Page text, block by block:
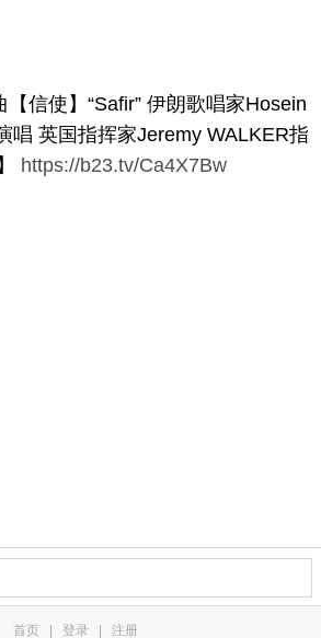
【信使】“Safir” 伊朗歌唱家Hosein
唱 英国指挥家Jeremy WALKER指
https://b23.tv/Ca4X7Bw
首页 登录 注册